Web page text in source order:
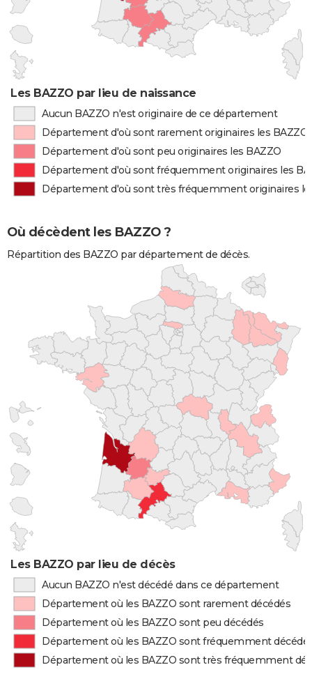
Les BAZZO par lieu de naissance
Aucun BAZZO n'est originaire de ce département
Département d'où sont rarement originaires les BAZZO
Département d'où sont peu originaires les BAZZO
Département d'où sont fréquemment originaires les
Département d'où sont très fréquemment originaires
Où décèdent les BAZZO ?
Répartition des BAZZO par département de décès.
Les BAZZO par lieu de décès
Aucun BAZZO n'est décédé dans ce département
Département où les BAZZO sont rarement décédés
Département où les BAZZO sont peu décédés
Département où les BAZZO sont fréquemment
Département où les BAZZO sont très fréquemment